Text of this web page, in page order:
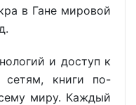
в Гане мировой
и доступ к
сетям, книги по-
миру. Каждый